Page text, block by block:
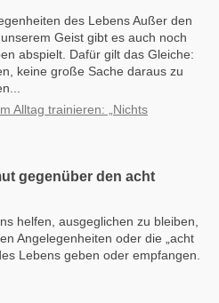
des Lebens Außer den
Geist gibt es auch noch
abspielt. Dafür gilt das Gleiche:
keine große Sache daraus zu
Alltag trainieren: „Nichts
gegenüber den acht
helfen, ausgeglichen zu bleiben,
Angelegenheiten oder die „acht
Lebens geben oder empfangen.